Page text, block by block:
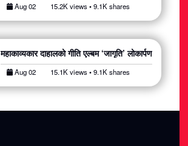
Aug 02 15.2K views • 9.1K shares
महाकाव्यकार दाहालको गीति एल्बम ‘जागृति’ लोकार्पण
Aug 02 15.1K views • 9.1K shares